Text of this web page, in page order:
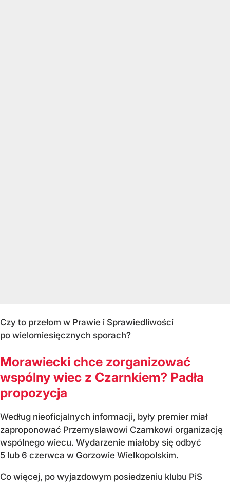
Czy to przełom w Prawie i Sprawiedliwości
po wielomiesięcznych sporach?
Morawiecki chce zorganizować
wspólny wiec z Czarnkiem? Padła
propozycja
Według nieoficjalnych informacji, były premier miał
zaproponować Przemyslawowi Czarnkowi organizację
wspólnego wiecu. Wydarzenie miałoby się odbyć
5 lub 6 czerwca w Gorzowie Wielkopolskim.
Co więcej, po wyjazdowym posiedzeniu klubu PiS